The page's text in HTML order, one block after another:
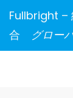
Fullbright –
合 グロー